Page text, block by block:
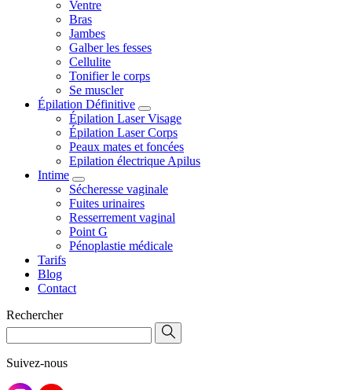
Ventre
Bras
Jambes
Galber les fesses
Cellulite
Tonifier le corps
Se muscler
Épilation Définitive
Épilation Laser Visage
Épilation Laser Corps
Peaux mates et foncées
Epilation électrique Apilus
Intime
Sécheresse vaginale
Fuites urinaires
Resserrement vaginal
Point G
Pénoplastie médicale
Tarifs
Blog
Contact
Rechercher
Suivez-nous